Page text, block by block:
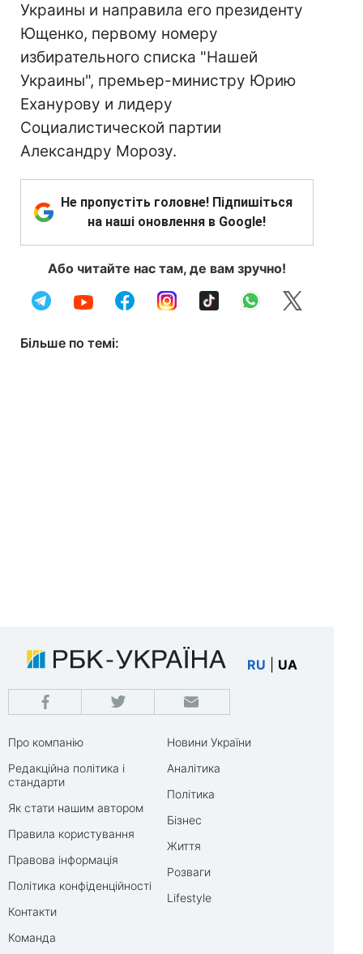
Украины и направила его президенту
Ющенко, первому номеру
избирательного списка "Нашей
Украины", премьер-министру Юрию
Еханурову и лидеру
Социалистической партии
Александру Морозу.
Не пропустіть головне! Підпишіться
на наші оновлення в Google!
Або читайте нас там, де вам зручно!
Більше по темі:
RU UA
Про компанію
Редакційна політика і
стандарти
Як стати нашим автором
Правила користування
Правова інформація
Політика конфіденційності
Контакти
Команда
Новини України
Аналітика
Політика
Бізнес
Життя
Розваги
Lifestyle